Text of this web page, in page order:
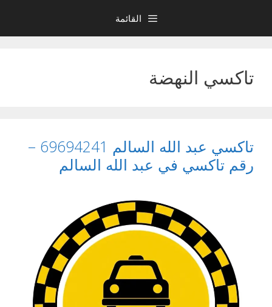
المحتوى
القائمة
تاكسي النهضة
تاكسي عبد الله السالم 69694241 –
رقم تاكسي في عبد الله السالم